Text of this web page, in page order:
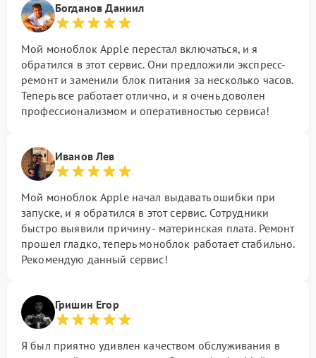
Богданов Даниил
Мой моноблок Apple перестал включаться, и я
обратился в этот сервис. Они предложили экспресс-
ремонт и заменили блок питания за несколько часов.
Теперь все работает отлично, и я очень доволен
профессионализмом и оперативностью сервиса!
Иванов Лев
Мой моноблок Apple начал выдавать ошибки при
запуске, и я обратился в этот сервис. Сотрудники
быстро выявили причину - материнская плата. Ремонт
прошел гладко, теперь моноблок работает стабильно.
Рекомендую данный сервис!
Гришин Егор
Я был приятно удивлен качеством обслуживания в